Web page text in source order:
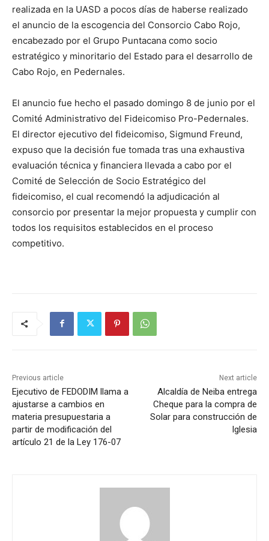
realizada en la UASD a pocos días de haberse realizado
el anuncio de la escogencia del Consorcio Cabo Rojo,
encabezado por el Grupo Puntacana como socio
estratégico y minoritario del Estado para el desarrollo de
Cabo Rojo, en Pedernales.
El anuncio fue hecho el pasado domingo 8 de junio por el
Comité Administrativo del Fideicomiso Pro-Pedernales.
El director ejecutivo del fideicomiso, Sigmund Freund,
expuso que la decisión fue tomada tras una exhaustiva
evaluación técnica y financiera llevada a cabo por el
Comité de Selección de Socio Estratégico del
fideicomiso, el cual recomendó la adjudicación al
consorcio por presentar la mejor propuesta y cumplir con
todos los requisitos establecidos en el proceso
competitivo.
Previous article
Ejecutivo de FEDODIM llama a
ajustarse a cambios en
materia presupuestaria a
partir de modificación del
artículo 21 de la Ley 176-07
Next article
Alcaldía de Neiba entrega
Cheque para la compra de
Solar para construcción de
Iglesia